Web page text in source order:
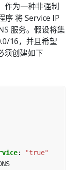
作为一种非强制
序 将 Service IP
服务。假设将集
16，并且希望
须创建如下
:
"true"